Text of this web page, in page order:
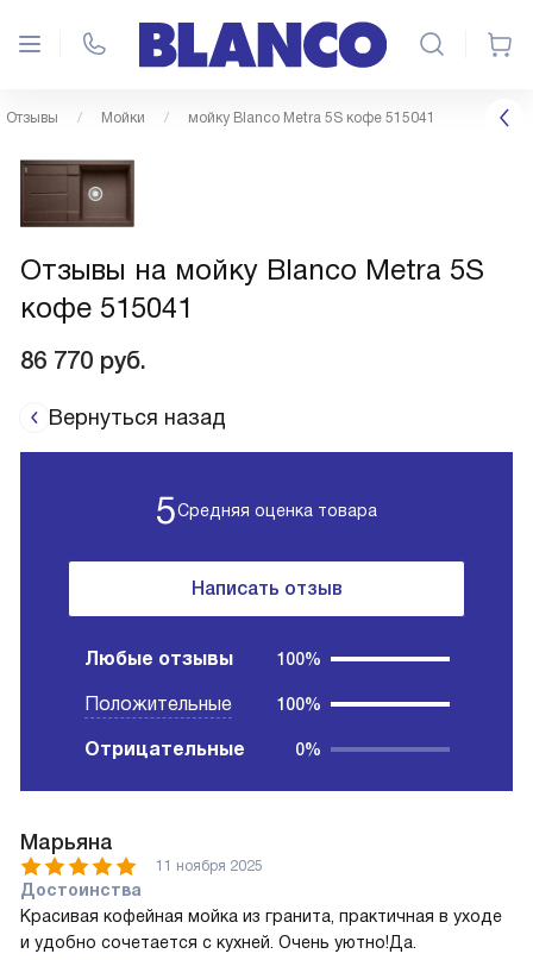
Отзывы Мойки мойку Blanco Metra 5S кофе 515041
Отзывы на мойку Blanco Metra 5S
кофе 515041
86 770 руб.
Вернуться назад
5Средняя оценка товара
Написать отзыв
Любые отзывы 100%
Положительные 100%
Отрицательные 0%
Марьяна
11 ноября 2025
Достоинства
Красивая кофейная мойка из гранита, практичная в уходе
и удобно сочетается с кухней. Очень уютно!Да.